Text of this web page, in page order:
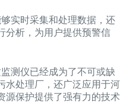
实时采集和处理数据，还
分析，为用户提供预警信
测仪已经成为了不可或缺
水处理厂，还广泛应用于河
源保护提供了强有力的技术